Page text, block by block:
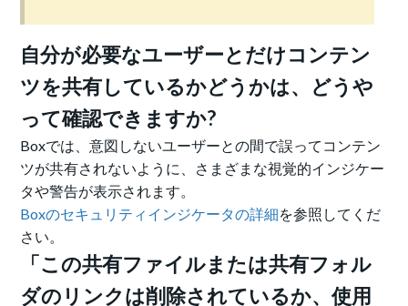
自分が必要なユーザーとだけコンテン
ツを共有しているかどうかは、どうや
って確認できますか?
Boxでは、意図しないユーザーとの間で誤ってコンテン
ツが共有されないように、さまざまな視覚的インジケー
タや警告が表示されます。
Boxのセキュリティインジケータの詳細を参照してくだ
さい。
「この共有ファイルまたは共有フォル
ダのリンクは削除されているか、使用